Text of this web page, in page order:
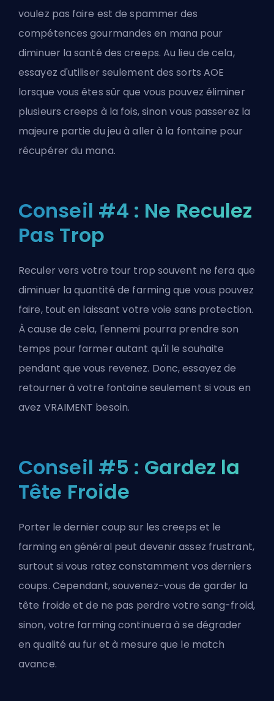
voulez pas faire est de spammer des
compétences gourmandes en mana pour
diminuer la santé des creeps. Au lieu de cela,
essayez d'utiliser seulement des sorts AOE
lorsque vous êtes sûr que vous pouvez éliminer
plusieurs creeps à la fois, sinon vous passerez la
majeure partie du jeu à aller à la fontaine pour
récupérer du mana.
Conseil #4 : Ne Reculez
Pas Trop
Reculer vers votre tour trop souvent ne fera que
diminuer la quantité de farming que vous pouvez
faire, tout en laissant votre voie sans protection.
À cause de cela, l'ennemi pourra prendre son
temps pour farmer autant qu'il le souhaite
pendant que vous revenez. Donc, essayez de
retourner à votre fontaine seulement si vous en
avez VRAIMENT besoin.
Conseil #5 : Gardez la
Tête Froide
Porter le dernier coup sur les creeps et le
farming en général peut devenir assez frustrant,
surtout si vous ratez constamment vos derniers
coups. Cependant, souvenez-vous de garder la
tête froide et de ne pas perdre votre sang-froid,
sinon, votre farming continuera à se dégrader
en qualité au fur et à mesure que le match
avance.